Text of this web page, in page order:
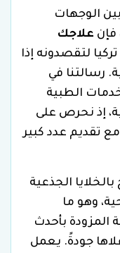
بين الوجهات
فإن علاجك
لتقصدونه إذا
رسالتنا في
الطبية
إذ نحرص على
تقديم عدد كبير
الجذعية
وهو ما
المزودة بأحدث
جودةً. يعمل